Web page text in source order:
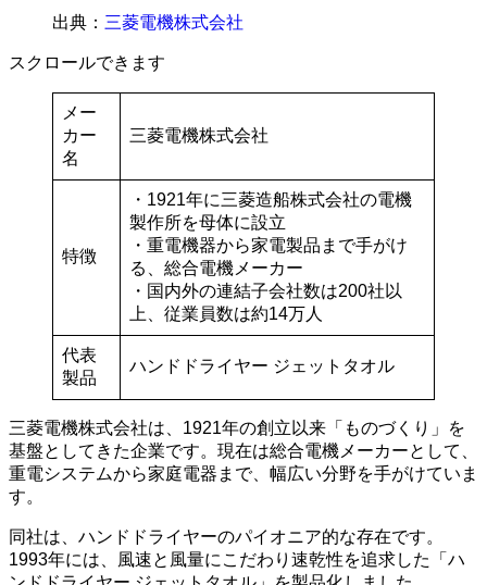
出典： 三菱電機株式会社
スクロールできます
メー
カー
名
三菱電機株式会社
特徴
・1921年に三菱造船株式会社の電機
製作所を母体に設立
・重電機器から家電製品まで手がけ
る、総合電機メーカー
・国内外の連結子会社数は200社以
上、従業員数は約14万人
代表
製品
ハンドドライヤー ジェットタオル
三菱電機株式会社は、1921年の創立以来「ものづくり」を
基盤としてきた企業です。現在は総合電機メーカーとして、
重電システムから家庭電器まで、幅広い分野を手がけていま
す。
同社は、ハンドドライヤーのパイオニア的な存在です。
1993年には、風速と風量にこだわり速乾性を追求した「ハ